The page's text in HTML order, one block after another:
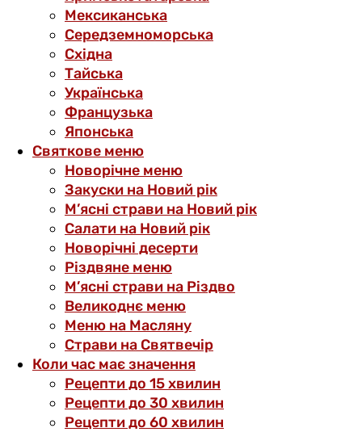
Мексиканська
Середземноморська
Східна
Тайська
Українська
Французька
Японська
Святкове меню
Новорічне меню
Закуски на Новий рік
М’ясні страви на Новий рік
Салати на Новий рік
Новорічні десерти
Різдвяне меню
М’ясні страви на Різдво
Великоднє меню
Меню на Масляну
Страви на Святвечір
Коли час має значення
Рецепти до 15 хвилин
Рецепти до 30 хвилин
Рецепти до 60 хвилин